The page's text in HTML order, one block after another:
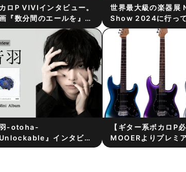
ロP VIVIインタビュー。
『数分間のエールを』を
く鍵＝歌唱楽曲「未明」
掛けたアーティストに作
話を聞く
世界最大級の楽器展
Show 2024に行っ
（現地視察レポート
り）
-otoha-
Unlockable』インタビュ
音楽の存在意義〜学生時
【ギター系ボカロP必
MOOERよりプレミ
のインテリジェント